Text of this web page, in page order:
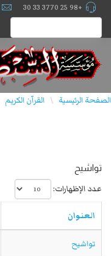
+98 25 3770 33 30
الصفحة الرئيسية \ القرآن الكريم
تواشيح
عدد الإظهارات:
العنوان
تواشيح